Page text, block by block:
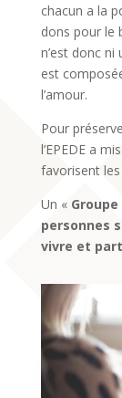
chacun a la
dons pour le
n’est donc ni
est
l’amour.
Pour
l’EPEDE a
favorisent
Un «
personnes
vivre et